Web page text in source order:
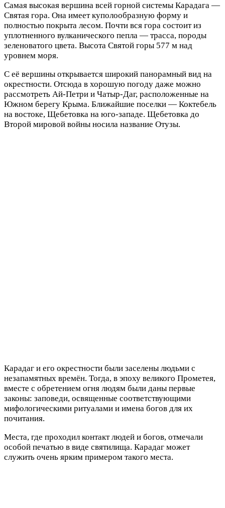
Самая высокая вершина всей горной системы Карадага —
Святая гора. Она имеет куполообразную форму и
полностью покрыта лесом. Почти вся гора состоит из
уплотненного вулканического пепла — трасса, породы
зеленоватого цвета. Высота Святой горы 577 м над
уровнем моря.
С её вершины открывается широкий панорамный вид на
окрестности. Отсюда в хорошую погоду даже можно
рассмотреть Ай-Петри и Чатыр-Даг, расположенные на
Южном берегу Крыма. Ближайшие поселки — Коктебель
на востоке, Щебетовка на юго-западе. Щебетовка до
Второй мировой войны носила название Отузы.
Карадаг и его окрестности были заселены людьми с
незапамятных времён. Тогда, в эпоху великого Прометея,
вместе с обретением огня людям были даны первые
законы: заповеди, освященные соответствующими
мифологическими ритуалами и имена богов для их
почитания.
Места, где проходил контакт людей и богов, отмечали
особой печатью в виде святилища. Карадаг может
служить очень ярким примером такого места.